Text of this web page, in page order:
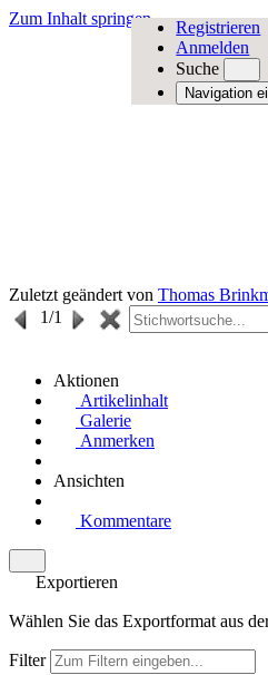
Zum Inhalt springen
Registrieren
Anmelden
Suche
Navigation
Zuletzt geändert von Thomas
1/1
Aktionen
Artikelinhalt
Galerie
Anmerken
Ansichten
Kommentare
Exportieren
Wählen Sie das Exportformat aus
Filter